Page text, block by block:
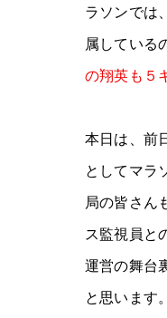
ラソンでは
属している
の翔英も５
本日は、前
としてマラ
局の皆さん
ス監視員と
運営の舞台
と思います。